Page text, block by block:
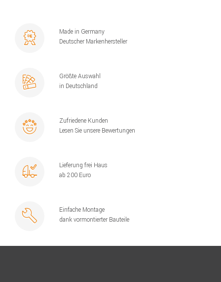
Made in Germany
Deutscher Markenhersteller
Größte Auswahl
in Deutschland
Zufriedene Kunden
Lesen Sie unsere Bewertungen
Lieferung frei Haus
ab 200 Euro
Einfache Montage
dank vormontierter Bauteile